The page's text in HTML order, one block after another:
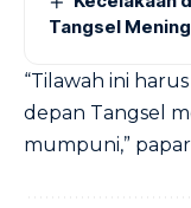
Tangsel
“Tilawah ini
depan Tangsel
mumpuni,”